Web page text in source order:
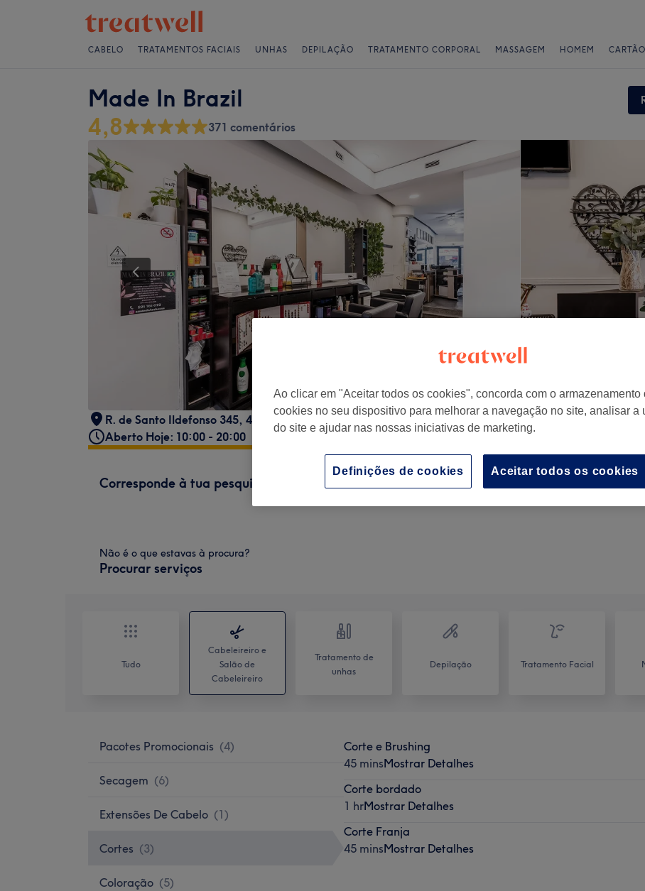
CABELO TRATAMENTOS FACIAIS UNHAS DEPILAÇÃO TRATAMENTO CORPORAL MASSAGEM HOMEM
Made In Brazil
4,8 371 comentários
R. de Santo Ildefonso 345, 4000-301 Porto, Portugal
Aberto Hoje: 10:00 - 20:00
Corresponde à tua pesquisa
Não é o que estavas à procura?
Procurar serviços
Tudo
Cabeleireiro e
Salão de
Cabeleireiro
Tratamento de
unhas
Depilação Tratamento Facial
Pacotes Promocionais (4)
Secagem (6)
Extensões De Cabelo (1)
Cortes (3)
Coloração (5)
Corte e Brushing
45 minsMostrar Detalhes
Corte bordado
1 hrMostrar Detalhes
Corte Franja
45 minsMostrar Detalhes
Ao clicar em "Aceitar todos os cookies", concorda com o armazenamento
cookies no seu dispositivo para melhorar a navegação no site, analisar a
do site e ajudar nas nossas iniciativas de marketing.
Aceitar todos os cookies
Definições de cookies